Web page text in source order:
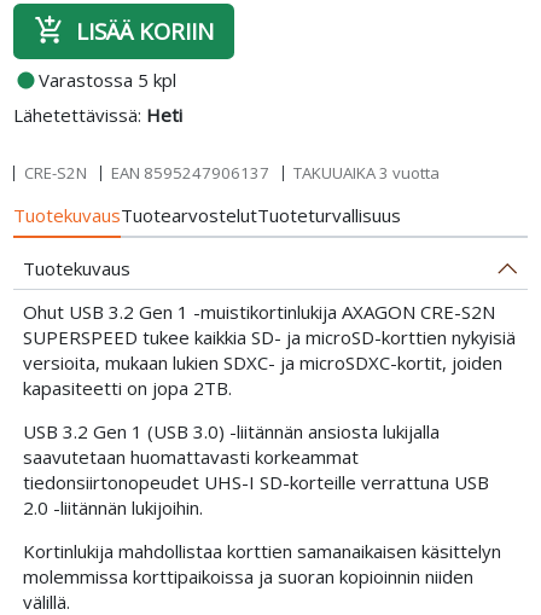
add_shopping_cart LISÄÄ KORIIN
fiber_manual_recordVarastossa 5 kpl
Lähetettävissä: Heti
CRE-S2N EAN 8595247906137 TAKUUAIKA 3 vuotta
TuotekuvausTuotearvostelutTuoteturvallisuus
Tuotekuvaus
Ohut USB 3.2 Gen 1 -muistikortinlukija AXAGON CRE-S2N
SUPERSPEED tukee kaikkia SD- ja microSD-korttien nykyisiä
versioita, mukaan lukien SDXC- ja microSDXC-kortit, joiden
kapasiteetti on jopa 2TB.
USB 3.2 Gen 1 (USB 3.0) -liitännän ansiosta lukijalla
saavutetaan huomattavasti korkeammat
tiedonsiirtonopeudet UHS-I SD-korteille verrattuna USB
2.0 -liitännän lukijoihin.
Kortinlukija mahdollistaa korttien samanaikaisen käsittelyn
molemmissa korttipaikoissa ja suoran kopioinnin niiden
välillä.